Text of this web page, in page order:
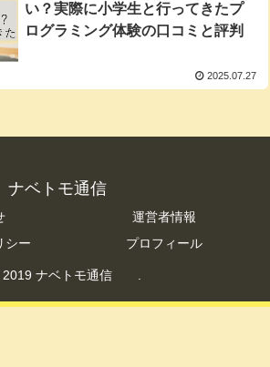
い？実際に小学生と行ってきたプ
ログラミング体験の口コミと評判
2025.07.27
ナベトモ通信
運営者情報
シー
プロフィール
ナベトモ通信 .